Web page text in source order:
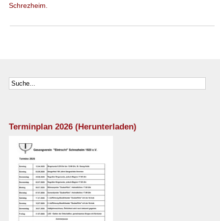
Schrezheim.
Terminplan 2026 (Herunterladen)